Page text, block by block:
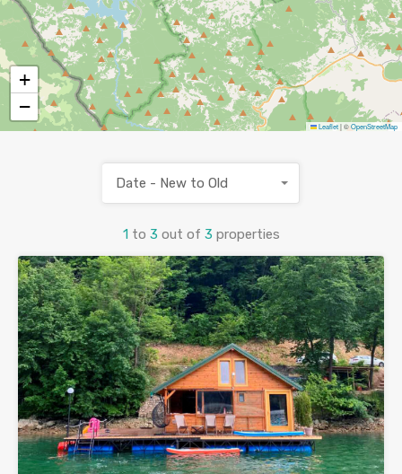
+
−
Leaflet|©OpenStreetMap
1 to 3 out of 3 properties
Date - New to Old